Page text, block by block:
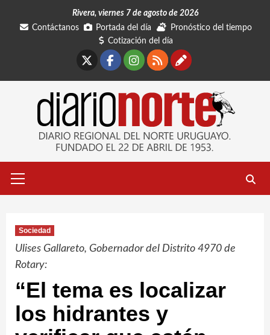
Rivera, viernes 7 de agosto de 2026
Contáctanos
Portada del día
Pronóstico del tiempo
Cotización del día
Facebook
Instagram
RSSContáctanos
primario
Sociedad
Ulises Gallareto, Gobernador del Distrito 4970 de
Rotary:
“El tema es localizar
los hidrantes y